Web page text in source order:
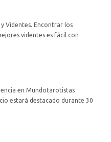
Videntes. Encontrar los
videntes es fácil con
en Mundotarotistas
estará destacado durante 30